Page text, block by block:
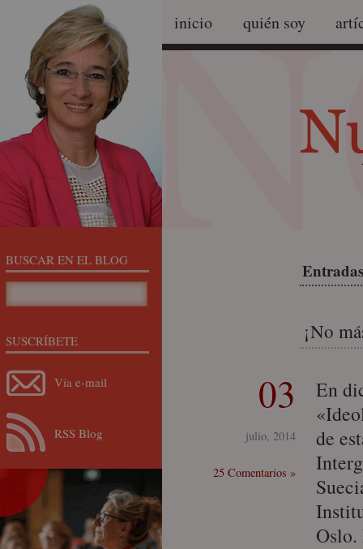
inicio quién soy
¡No
03
julio, 2014
25 Comentarios »
En
de
BUSCAR EN EL BLOG
SUSCRÍBETE
Vía e-mail
RSS Blog